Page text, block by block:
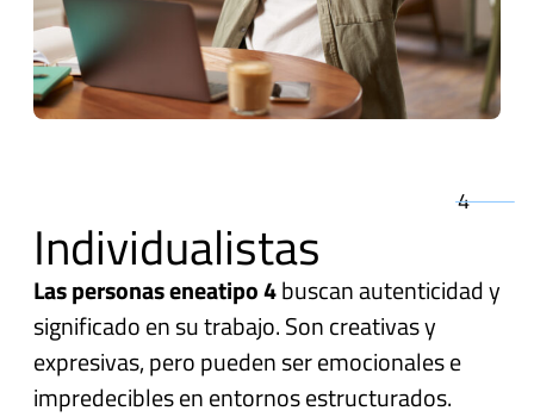
4
Individualistas
Las personas eneatipo 4buscan autenticidad y
significado en su trabajo. Son creativas y
expresivas, pero pueden ser emocionales e
impredecibles en entornos estructurados.